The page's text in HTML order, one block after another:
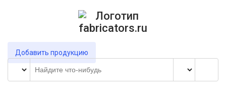
Добавить продукцию